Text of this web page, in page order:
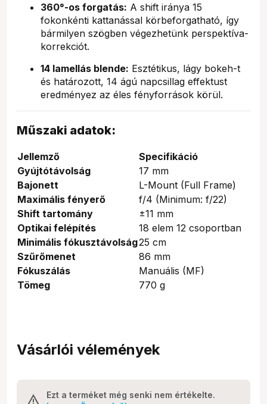
360°-os forgatás: A shift iránya 15
fokonkénti kattanással körbeforgatható, így
bármilyen szögben végezhetünk perspektíva-
korrekciót.
14 lamellás blende: Esztétikus, lágy bokeh-t
és határozott, 14 ágú napcsillag effektust
eredményez az éles fényforrások körül.
Műszaki adatok:
Jellemző
Specifikáció
Gyújtótávolság
17 mm
Bajonett
L-Mount (Full Frame)
Maximális fényerő
f/4 (Minimum: f/22)
Shift tartomány
±11 mm
Optikai felépítés
18 elem 12 csoportban
Minimális fókusztávolság25 cm
Szűrőmenet
86 mm
Fókuszálás
Manuális (MF)
Tömeg
770 g
Vásárlói vélemények
Ezt a terméket még senki nem értékelte.